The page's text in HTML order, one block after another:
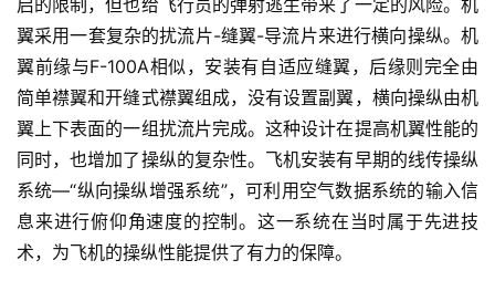
启的限制，但也给飞行员的弹射逃生带来了一定的风险。机
翼采用一套复杂的扰流片-缝翼-导流片来进行横向操纵。机
翼前缘与F-100A相似，安装有自适应缝翼，后缘则完全由
简单襟翼和开缝式襟翼组成，没有设置副翼，横向操纵由机
翼上下表面的一组扰流片完成。这种设计在提高机翼性能的
同时，也增加了操纵的复杂性。飞机安装有早期的线传操纵
系统—“纵向操纵增强系统”，可利用空气数据系统的输入信
息来进行俯仰角速度的控制。这一系统在当时属于先进技
术，为飞机的操纵性能提供了有力的保障。